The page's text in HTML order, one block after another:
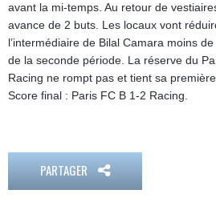
avant la mi-temps. Au retour de
avance de 2 buts. Les locaux vont
l’intermédiaire de Bilal Camara moins
de la seconde période. La réserve du
Racing ne rompt pas et tient sa
Score final : Paris FC B 1-2 Racing.
PARTAGER